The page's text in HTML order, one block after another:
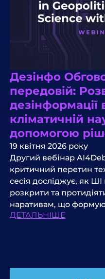
Дезінфо
передовій:
дезінформації
кліматичній
допомогою
19 квітня 2026 року
Другий вебінар
критичний перетин
сесія досліджує, як
розкрити та
наративам, що
ДЕТАЛЬНІШЕ